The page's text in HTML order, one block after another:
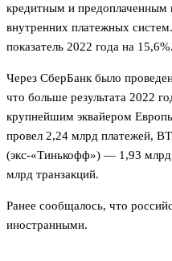
кредитным и предоплаченным
внутренних платежных
показатель 2022 года на 15,6%.
Через СберБанк было
что больше результата 2022
крупнейшим эквайером
провел 2,24 млрд платежей,
(экс-«Тинькофф») — 1,93
млрд транзакций.
Ранее сообщалось, что
иностранными.